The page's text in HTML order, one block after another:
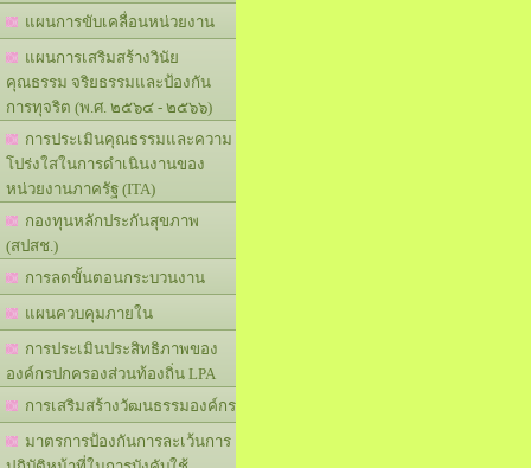
แผนการขับเคลื่อนหน่วยงาน
แผนการเสริมสร้างวินัย
คุณธรรม จริยธรรมและป้องกัน
การทุจริต (พ.ศ. ๒๕๖๔ - ๒๕๖๖)
การประเมินคุณธรรมและความ
โปร่งใสในการดำเนินงานของ
หน่วยงานภาครัฐ (ITA)
กองทุนหลักประกันสุขภาพ
(สปสช.)
การลดขั้นตอนกระบวนงาน
แผนควบคุมภายใน
การประเมินประสิทธิภาพของ
องค์กรปกครองส่วนท้องถิ่น LPA
การเสริมสร้างวัฒนธรรมองค์กร
มาตรการป้องกันการละเว้นการ